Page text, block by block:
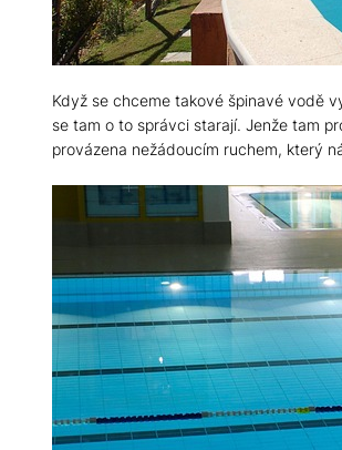
Když se chceme takové špinavé vodě
se tam o to správci starají. Jenže tam
provázena nežádoucím ruchem, který